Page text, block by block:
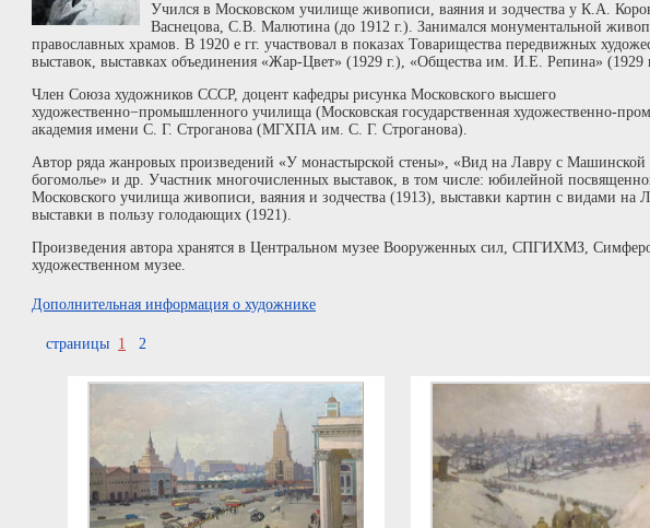
Учился в Московском училище живописи, ваяния и зодчества у К.А.
Васнецова, С.В. Малютина (до 1912 г.). Занимался монументальной
православных храмов. В 1920 е гг. участвовал в показах Товарищества передвижных
выставок, выставках объединения «Жар-Цвет» (1929 г.), «Общества им. И.Е. Репина» (1929
Член Союза художников СССР, доцент кафедры рисунка Московского высшего
художественно−промышленного училища (Московская государственная художественно-
академия имени С. Г. Строганова (МГХПА им. С. Г. Строганова).
Автор ряда жанровых произведений «У монастырской стены», «Вид на Лавру с
богомолье» и др. Участник многочисленных выставок, в том числе: юбилейной
Московского училища живописи, ваяния и зодчества (1913), выставки картин с видами на
выставки в пользу голодающих (1921).
Произведения автора хранятся в Центральном музее Вооруженных сил, СПГИХМЗ,
художественном музее.
Дополнительная информация о художнике
страницы 1 2